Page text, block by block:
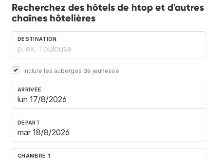
Recherchez des hôtels de htop et d'autres
chaînes hôtelières
DESTINATION
Inclure les auberges de jeunesse
ARRIVÉE
DÉPART
CHAMBRE 1